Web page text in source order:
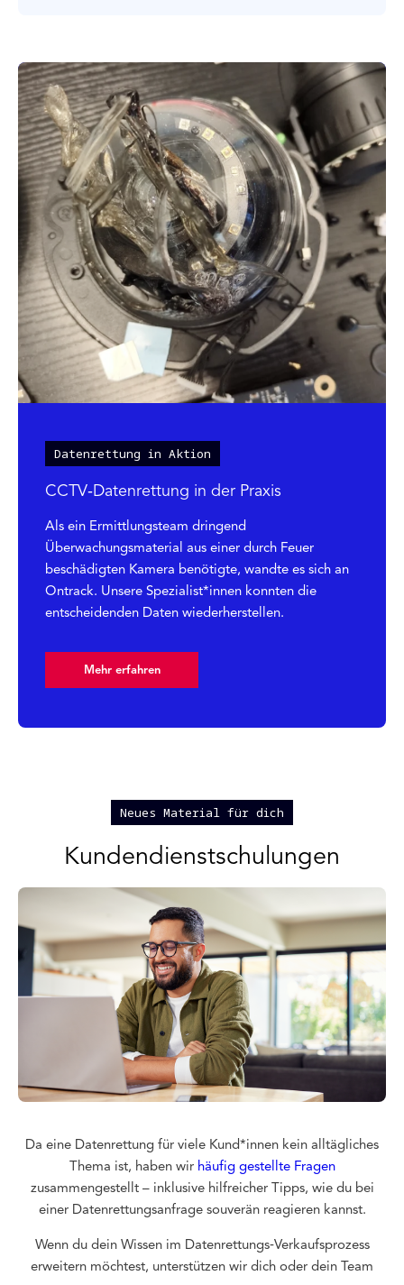
Datenrettung in Aktion
CCTV‑Datenrettung in der Praxis
Als ein Ermittlungsteam dringend
Überwachungsmaterial aus einer durch Feuer
beschädigten Kamera benötigte, wandte es sich an
Ontrack. Unsere Spezialist*innen konnten die
entscheidenden Daten wiederherstellen.
Mehr erfahren
Neues Material für dich
Kundendienstschulungen
Da eine Datenrettung für viele Kund*innen kein alltägliches
Thema ist, haben wir häufig gestellte Fragen
zusammengestellt – inklusive hilfreicher Tipps, wie du bei
einer Datenrettungsanfrage souverän reagieren kannst.
Wenn du dein Wissen im Datenrettungs‑Verkaufsprozess
erweitern möchtest, unterstützen wir dich oder dein Team